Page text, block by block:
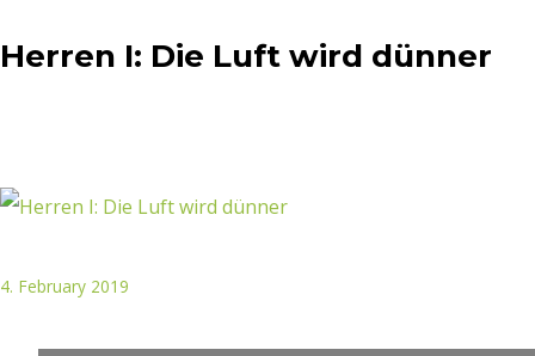
Herren I: Die Luft wird dünner
4. February 2019